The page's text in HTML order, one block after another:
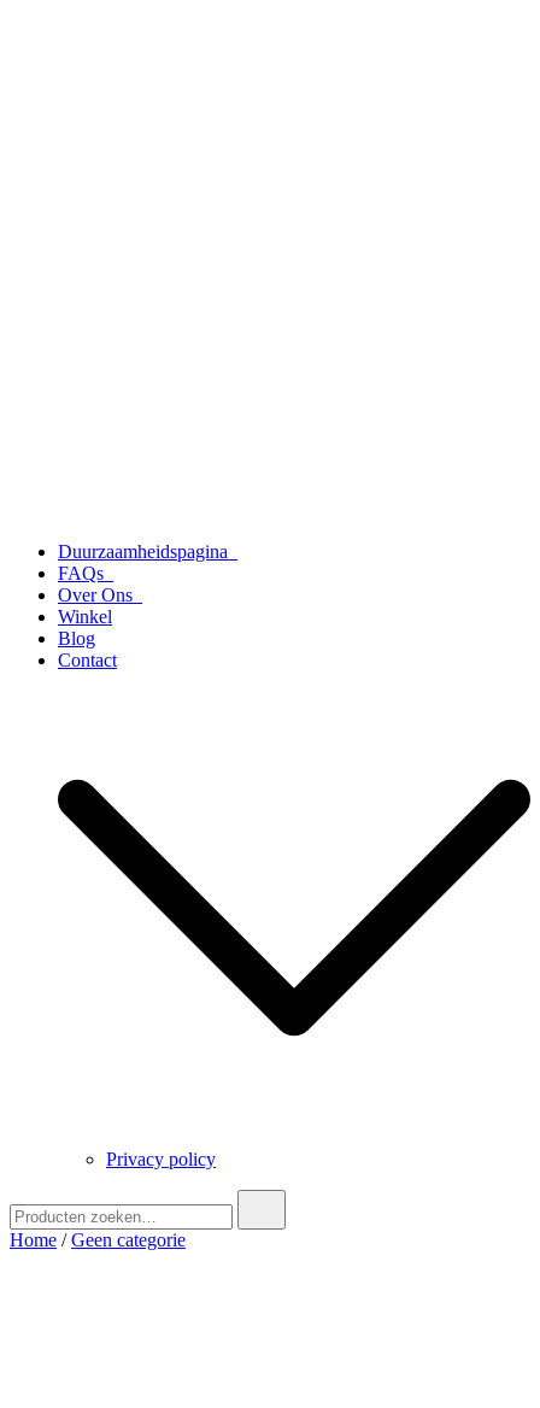
Duurzaamheidspagina
FAQs
Over Ons
Winkel
Blog
Contact
Privacy policy
naar:
Home /Geen categorie